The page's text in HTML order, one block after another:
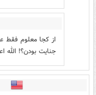
از کجا معلوم فقط
جنایت بودن؟! الله